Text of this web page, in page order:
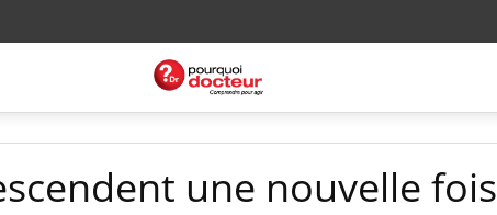
une nouvelle fois